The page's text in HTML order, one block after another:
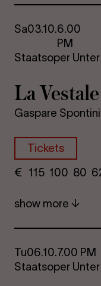
Sa03.10.6.00
PM
Staatsoper
La Vestale
Gaspare Spontini
Tickets
€
115 100 80​
show more
Tu06.10.7.00 PM
Staatsoper